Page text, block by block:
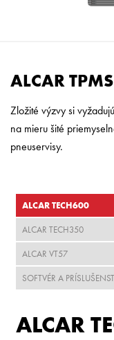
ALCAR
Zložité výzvy si
na mieru šité
pneuservisy.
ALCAR TECH600
ALCAR TECH350
ALCAR VT57
SOFTVÉR A
ALCAR